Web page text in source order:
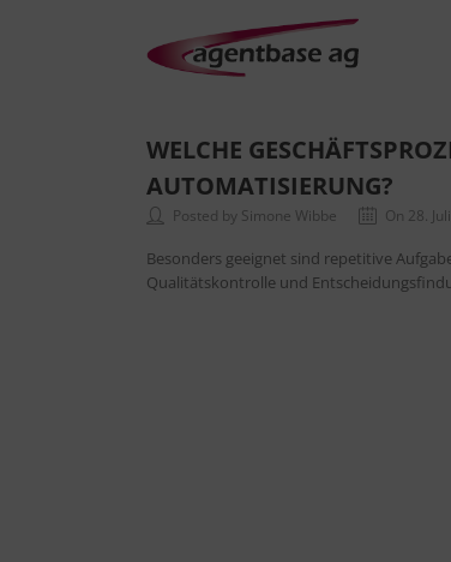
WELCHE
AUTOMATISIERUNG?
Posted by Simone Wibbe On 28.
Besonders geeignet sind repetitive
Qualitätskontrolle und